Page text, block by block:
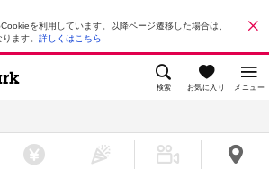
を利用しています。以降ページ遷移した場合は、
ます。 詳しくはこちら
検索 お気に入り メニュー